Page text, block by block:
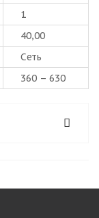
1
40,00
Сеть
360 – 630